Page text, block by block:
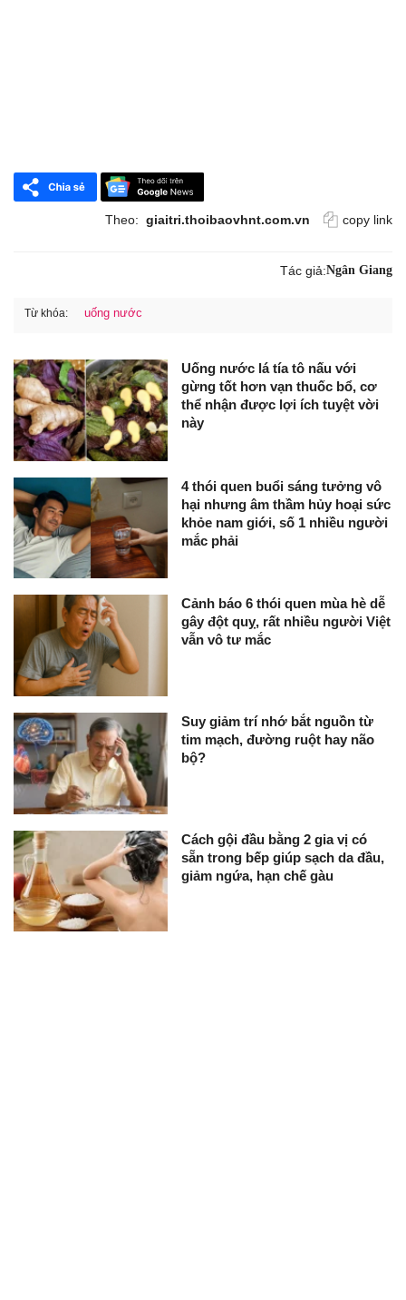
Theo: giaitri.thoibaovhnt.com.vn copy link
Tác giả:Ngân Giang
Từ khóa: uống nước
Uống nước lá tía tô nấu với
gừng tốt hơn vạn thuốc bổ, cơ
thể nhận được lợi ích tuyệt vời
này
4 thói quen buổi sáng tưởng vô
hại nhưng âm thầm hủy hoại sức
khỏe nam giới, số 1 nhiều người
mắc phải
Cảnh báo 6 thói quen mùa hè dễ
gây đột quỵ, rất nhiều người Việt
vẫn vô tư mắc
Suy giảm trí nhớ bắt nguồn từ
tim mạch, đường ruột hay não
bộ?
Cách gội đầu bằng 2 gia vị có
sẵn trong bếp giúp sạch da đầu,
giảm ngứa, hạn chế gàu